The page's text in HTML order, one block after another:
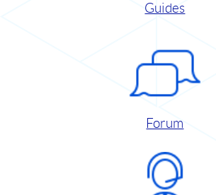
Guides
Forum